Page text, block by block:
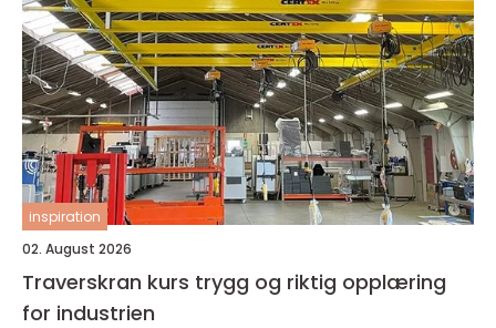
inspiration
02. August 2026
Traverskran kurs trygg og riktig opplæring
for industrien